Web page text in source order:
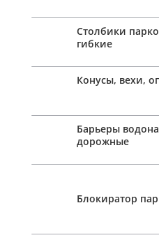
Столбики
гибкие
Конусы, вехи,
Барьеры
дорожные
Блокиратор